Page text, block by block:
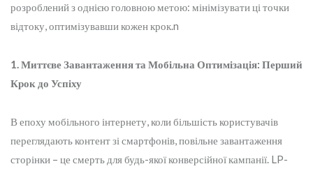
розроблений з однією головною метою: мінімізувати ці точки
відтоку, оптимізувавши кожен крок.n
1. Миттєве Завантаження та Мобільна Оптимізація: Перший
Крок до Успіху
В епоху мобільного інтернету, коли більшість користувачів
переглядають контент зі смартфонів, повільне завантаження
сторінки – це смерть для будь-якої конверсійної кампанії. LP-